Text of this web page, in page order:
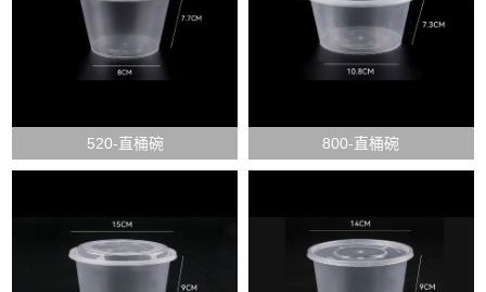
520-直桶碗 800-直桶碗